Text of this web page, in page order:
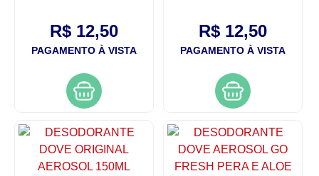
R$ 12,50
PAGAMENTO À VISTA
R$ 12,50
PAGAMENTO À VISTA